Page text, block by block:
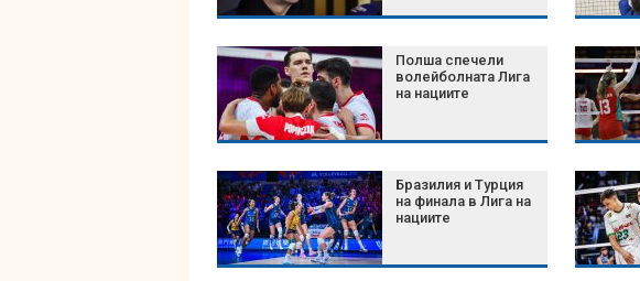
Полша спечели
волейболната Лига
на нациите
Бразилия и Турция
на финала в Лига на
нациите